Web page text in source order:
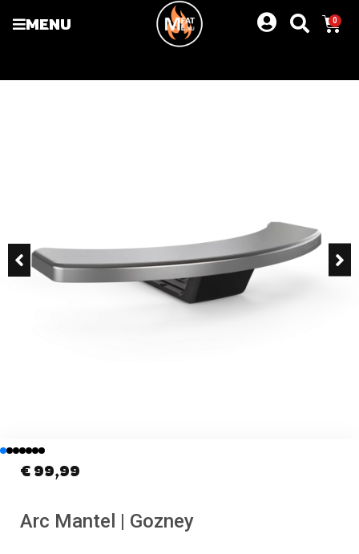
MENU 0
€ 99,99
Arc Mantel | Gozney